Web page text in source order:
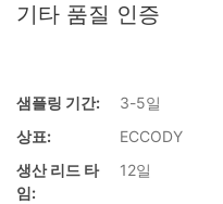
기타 품질 인증
샘플링 기간:
3-5일
상표:
ECCODY
생산 리드 타
임:
12일